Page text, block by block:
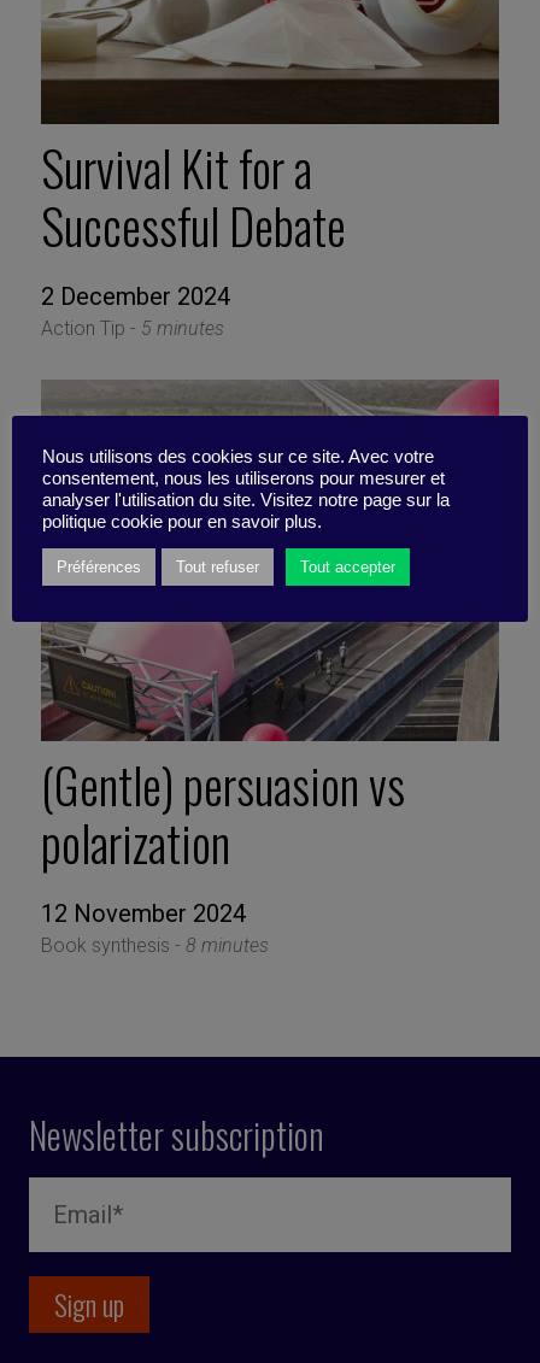
Survival Kit for a
Successful Debate
2 December 2024
Action Tip - 5 minutes
(Gentle) persuasion vs
polarization
12 November 2024
Book synthesis - 8 minutes
Newsletter subscription
Nous utilisons des cookies sur ce site. Avec votre
consentement, nous les utiliserons pour mesurer et
analyser l'utilisation du site. Visitez notre page sur la
politique cookie pour en savoir plus.
Préférences Tout refuser Tout accepter